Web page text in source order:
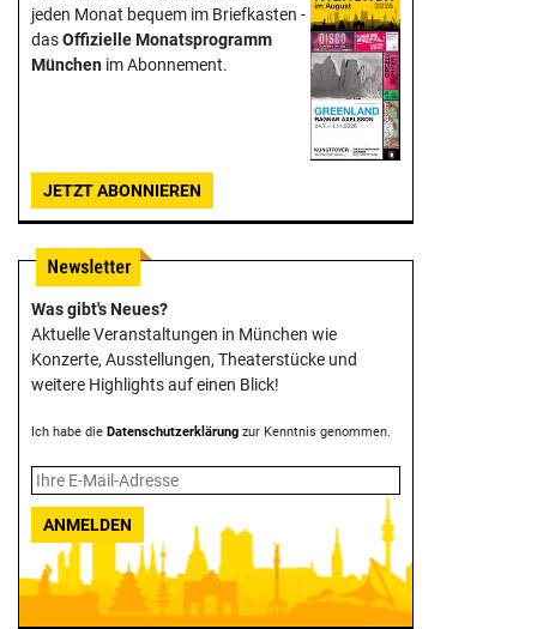
jeden Monat bequem im Briefkasten -
dasOffizielle Monats­programm
München im Abonnement.
JETZT ABONNIEREN
Was gibt's Neues?
Aktuelle Veranstaltungen in München wie
Konzerte, Ausstellungen, Theater­stücke und
weitere Highlights auf einen Blick!
Ich habe die Datenschutzerklärung zur Kenntnis genommen.
ANMELDEN